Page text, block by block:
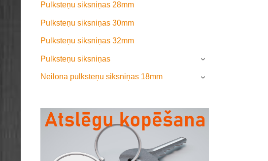
Pulksteņu siksniņas 28mm
Pulksteņu siksniņas 30mm
Pulksteņu siksniņas 32mm
Pulksteņu siksniņas ›
Neilona pulksteņu siksniņas 18mm ›